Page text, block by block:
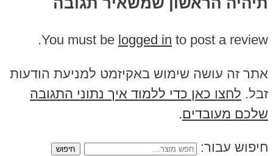
You must be logged in to post a review.
אתר זה עושה שימוש באקיזמט למניעת הודעות
זבל. לחצו כאן כדי ללמוד איך נתוני התגובה
שלכם מעובדים.
חיפוש עבור: